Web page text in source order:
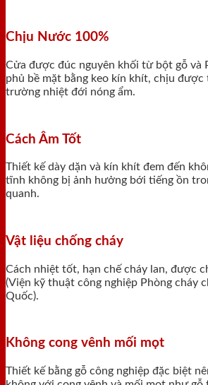
Chịu Nước 100%
Cửa được đúc nguyên khối từ bột gỗ và
phủ bề mặt bằng keo kín khít, chịu được
trường nhiệt đới nóng ẩm.
Cách Âm Tốt
Thiết kế dày dặn và kín khít đem đến
tĩnh không bị ảnh hưởng bới tiếng ồn
quanh.
Vật liệu chống cháy
Cách nhiệt tốt, hạn chế cháy lan, được
(Viện kỹ thuật công nghiệp Phòng cháy
Quốc).
Không cong vênh mối mọt
Thiết kế bằng gỗ công nghiệp đặc biệt